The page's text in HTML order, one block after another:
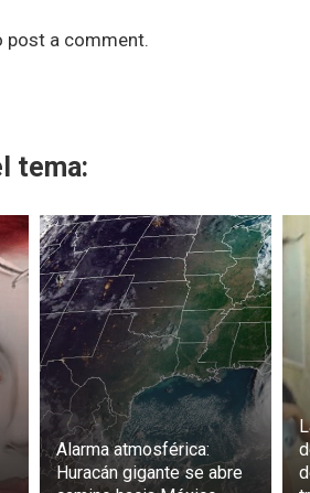
post a comment.
tema:
Alarma atmosférica:
Huracán gigante se abre